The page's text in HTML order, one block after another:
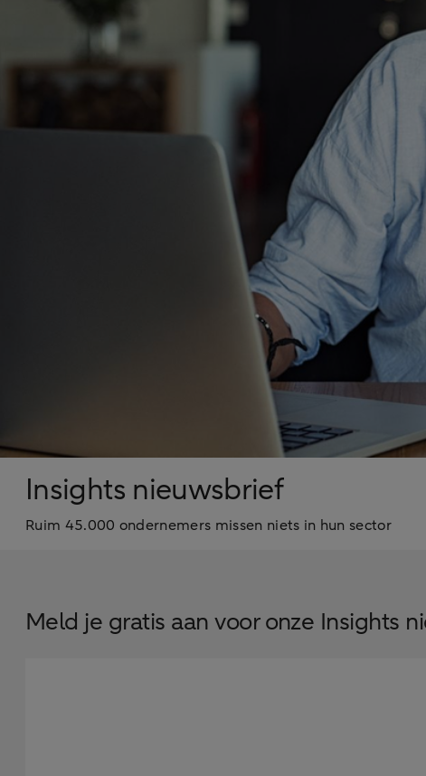
Insights nieuwsbrief
Ruim 45.000 ondernemers missen niets in hun sector
Meld je gratis aan voor onze Insights